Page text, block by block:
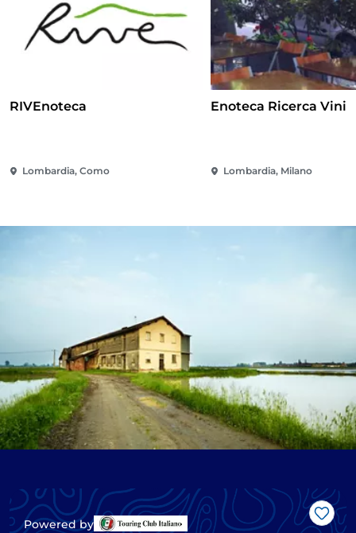
RIVEnoteca
Lombardia, Como
Enoteca Ricerca Vini
Lombardia, Milano
Like
Powered by